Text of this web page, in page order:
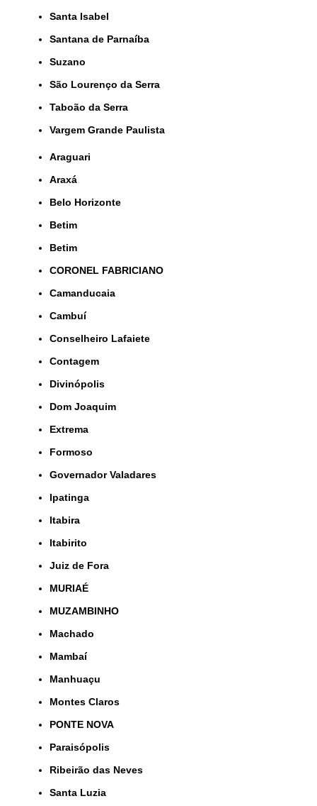
Santa Isabel
Santana de Parnaíba
Suzano
São Lourenço da Serra
Taboão da Serra
Vargem Grande Paulista
Araguari
Araxá
Belo Horizonte
Betim
Betim
CORONEL FABRICIANO
Camanducaia
Cambuí
Conselheiro Lafaiete
Contagem
Divinópolis
Dom Joaquim
Extrema
Formoso
Governador Valadares
Ipatinga
Itabira
Itabirito
Juiz de Fora
MURIAÉ
MUZAMBINHO
Machado
Mambaí
Manhuaçu
Montes Claros
PONTE NOVA
Paraisópolis
Ribeirão das Neves
Santa Luzia